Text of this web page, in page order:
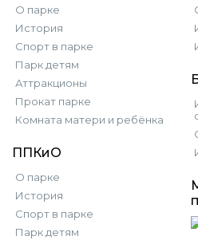
О парке
История
Спорт в парке
Парк детям
Аттракционы
Прокат парке
Комната матери и ребёнка
ППКиО
О парке
История
Спорт в парке
Парк детям